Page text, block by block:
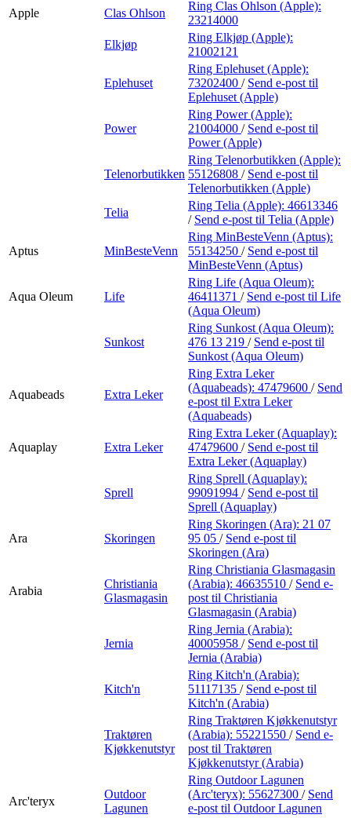
Apple
Clas Ohlson
Ring Clas Ohlson (Apple):
23214000
Elkjøp
Ring Elkjøp (Apple):
21002121
Eplehuset
Ring Eplehuset (Apple):
73202400 / Send e-post til
Eplehuset (Apple)
Power
Ring Power (Apple):
21004000 / Send e-post til
Power (Apple)
Telenorbutikken
Ring Telenorbutikken (Apple):
55126808 / Send e-post til
Telenorbutikken (Apple)
Telia
Ring Telia (Apple): 46613346
/ Send e-post til Telia (Apple)
Aptus MinBesteVenn
Ring MinBesteVenn (Aptus):
55134250 / Send e-post til
MinBesteVenn (Aptus)
Aqua Oleum Life
Ring Life (Aqua Oleum):
46411371 / Send e-post til Life
(Aqua Oleum)
Sunkost
Ring Sunkost (Aqua Oleum):
476 13 219 / Send e-post til
Sunkost (Aqua Oleum)
Aquabeads Extra Leker
Ring Extra Leker
(Aquabeads): 47479600 / Send
e-post til Extra Leker
(Aquabeads)
Aquaplay Extra Leker
Ring Extra Leker (Aquaplay):
47479600 / Send e-post til
Extra Leker (Aquaplay)
Sprell
Ring Sprell (Aquaplay):
99091994 / Send e-post til
Sprell (Aquaplay)
Ara Skoringen
Ring Skoringen (Ara): 21 07
95 05 / Send e-post til
Skoringen (Ara)
Arabia
Christiania
Glasmagasin
Ring Christiania Glasmagasin
(Arabia): 46635510 / Send e-
post til Christiania
Glasmagasin (Arabia)
Jernia
Ring Jernia (Arabia):
40005958 / Send e-post til
Jernia (Arabia)
Kitch'n
Ring Kitch'n (Arabia):
51117135 / Send e-post til
Kitch'n (Arabia)
Traktøren
Kjøkkenutstyr
Ring Traktøren Kjøkkenutstyr
(Arabia): 55221550 / Send e-
post til Traktøren
Kjøkkenutstyr (Arabia)
Arc'teryx
Outdoor
Lagunen
Ring Outdoor Lagunen
(Arc'teryx): 55627300 / Send
e-post til Outdoor Lagunen